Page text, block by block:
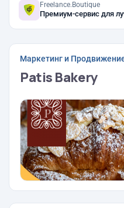
Freelance.Boutique
Премиум-сервис для
Маркетинг и
Patis Bakery